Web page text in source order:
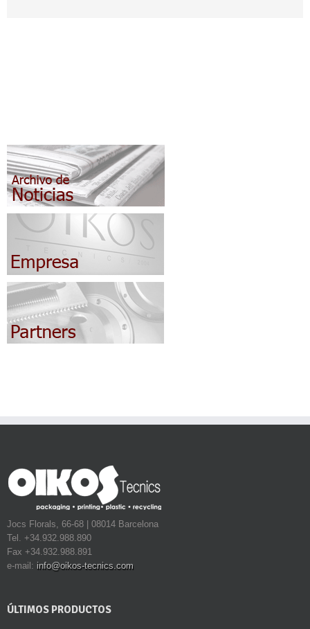
Jocs Florals, 66-68 | 08014 Barcelona
Tel. +34.932.988.890
Fax +34.932.988.891
e-mail: info@oikos-tecnics.com
ÚLTIMOS PRODUCTOS